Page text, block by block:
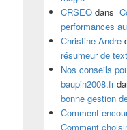
CRSEO dans
performances
Christine Andre
résumeur de
Nos conseils
baupin2008.fr
bonne gestion
Comment
Comment